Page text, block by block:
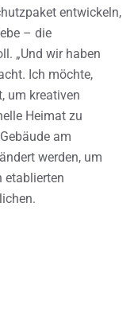
entwickeln,
– die
„Und wir haben
Ich möchte,
um kreativen
Heimat zu
am
werden, um
etablierten